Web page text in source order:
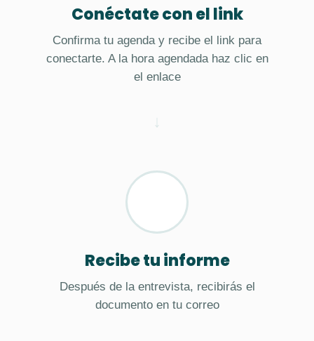
Conéctate con el link
Confirma tu agenda y recibe el link para
conectarte. A la hora agendada haz clic en
el enlace
Recibe tu informe
Después de la entrevista, recibirás el
documento en tu correo